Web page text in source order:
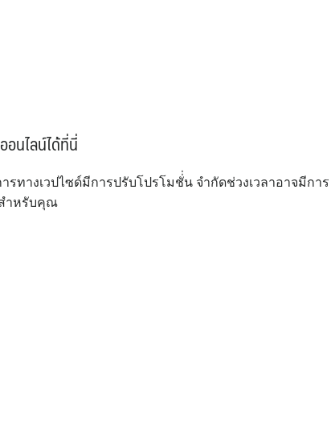
นไลน์ได้ที่นี่
รทางเวปไซด์มีการปรับโปรโมชั่่น จำกัดช่วงเวลาอาจมีการ
ำหรับคุณ